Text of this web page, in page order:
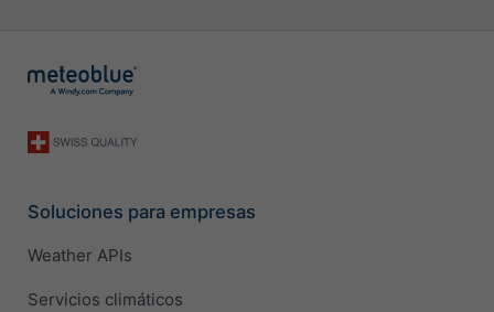
Soluciones para empresas
Weather APIs
Servicios climáticos